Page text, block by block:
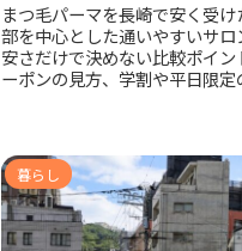
まつ毛パーマを長崎で安く受
部を中心とした通いやすいサロ
安さだけで決めない比較ポイ
ーポンの見方、学割や平日限
立地まで含めて、自分に合う
暮らし